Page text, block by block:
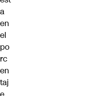
a
en
el
po
rc
en
taj